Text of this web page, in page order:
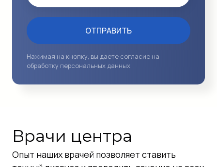
ОТПРАВИТЬ
Нажимая на кнопку, вы даете согласие на
обработку персональных данных
Врачи центра
Опыт наших врачей позволяет ставить